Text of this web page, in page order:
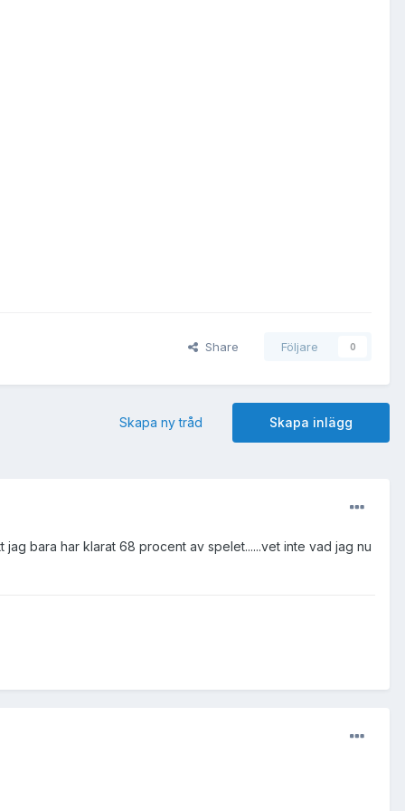
Share Följare 0
Skapa inlägg
Skapa ny tråd
bara har klarat 68 procent av spelet......vet inte vad jag nu